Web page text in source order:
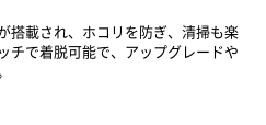
搭載され、ホコリを防ぎ、清掃も楽
チで着脱可能で、アップグレードや